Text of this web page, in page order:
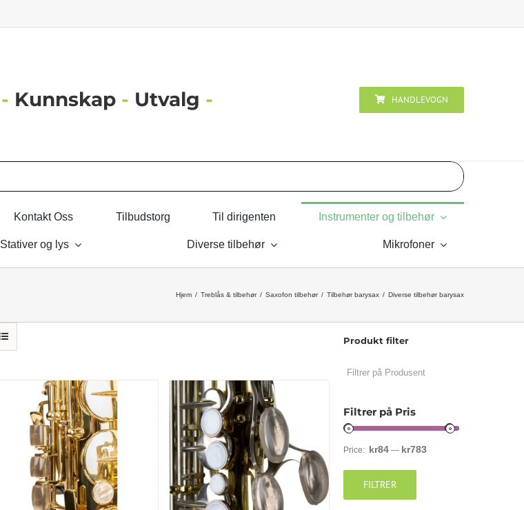
- Kunnskap - Utvalg - HANDLEVOGN
Kontakt Oss Tilbudstorg Til dirigenten Instrumenter og tilbehør
Stativer og lys Diverse tilbehør Mikrofoner
Hjem Treblås & tilbehør Saxofon tilbehør Tilbehør barysax Diverse tilbehør barysax
Produkt filter
Filtrer på Pris
Price: kr84— kr783
FILTRER